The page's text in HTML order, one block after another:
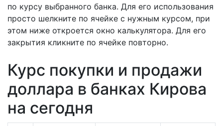
по курсу выбранного банка. Для его использования
просто шелкните по ячейке с нужным курсом, при
этом ниже откроется окно калькулятора. Для его
закрытия кликните по ячейке повторно.
Курс покупки и продажи
доллара в банках Кирова
на сегодня